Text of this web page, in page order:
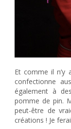
Et comme il
confectionne
également à
pomme de pin.
peut-être de
créations ! Je